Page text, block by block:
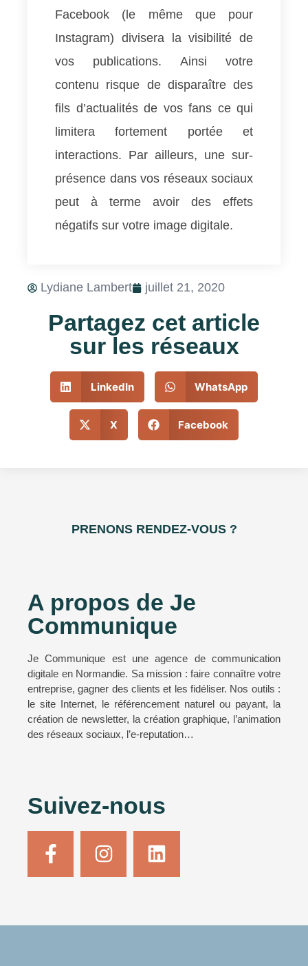
Facebook (le même que pour
Instagram) divisera la visibilité de
vos publications. Ainsi votre
contenu risque de disparaître des
fils d’actualités de vos fans ce qui
limitera fortement portée et
interactions. Par ailleurs, une sur-
présence dans vos réseaux sociaux
peut à terme avoir des effets
négatifs sur votre image digitale.
Lydiane Lambert juillet 21, 2020
Partagez cet article
sur les réseaux
LinkedIn WhatsApp
X Facebook
PRENONS RENDEZ-VOUS ?
A propos de Je
Communique
Je Communique est une agence de communication
digitale en Normandie. Sa mission : faire connaître votre
entreprise, gagner des clients et les fidéliser. Nos outils :
le site Internet, le référencement naturel ou payant, la
création de newsletter, la création graphique, l’animation
des réseaux sociaux, l’e-reputation…
Suivez-nous